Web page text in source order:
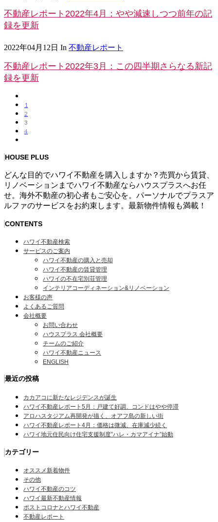
不動産レポート2022年4月：やや減速しつつ前年の記
録を更新
2022年04月12日 In 不動産レポート
不動産レポート2022年3月：この四半期さらなる新記
録を更新
1
2
3
4
HOUSE PLUS
どんな目的でハワイ不動産を購入しますか？売買から賃貸、
リノベーションまでハワイ不動産ならハウスプラスへお任
せ。海外不動産の初心者もご安心を。パーソナルでプラスア
ルファのサービスをお約束します。最新物件情報も満載！
CONTENTS
ハワイ不動産検索
サービスのご案内
ハワイ不動産の購入と売却
ハワイ不動産の賃貸管理
ハワイの不在宅別荘管理
インテリアコーディネーション&リノベーション
お客様の声
よくあるご質問
会社概要
お問い合わせ
ハウスプラス 会社概要
チームのご紹介
ハワイ不動産ニュース
ENGLISH
最近の投稿
カカアコに新たなレジデンスが誕生
ハワイ不動産レポート5月：戸建て好調、コンドはやや停滞
アロハスタジアム再開発が描く、オアフ島の新しい街
ハワイ不動産レポート4月：価格は微減、在庫減少続く
ハワイ地元住民向け住宅支援制度”ハレ・カマアイナ”始動
カテゴリー
オススメ新着物件
その他
ハワイ不動産のコツ
ハワイ最新不動産情報
ポストコロナとハワイ不動産
不動産レポート